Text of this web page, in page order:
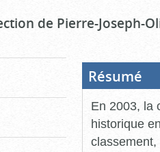
de Pierre-Joseph-
Résumé
En 2003, la
historique